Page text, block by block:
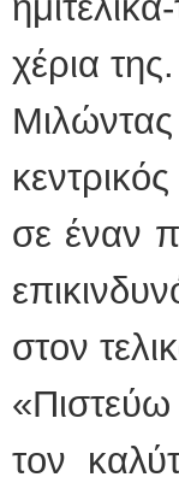
χέρια της.
σε έναν
στον
τον